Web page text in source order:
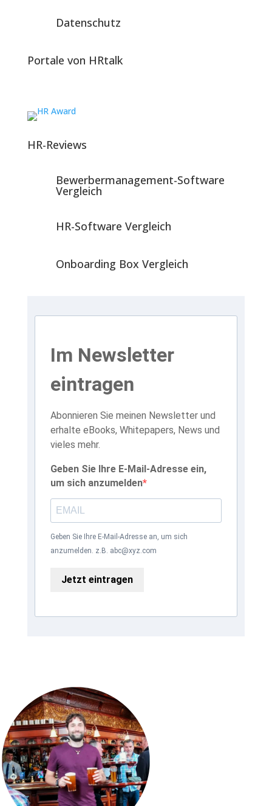
Datenschutz
Portale von HRtalk
HR-Reviews
Bewerbermanagement-Software
Vergleich
HR-Software Vergleich
Onboarding Box Vergleich
Im Newsletter
eintragen
Abonnieren Sie meinen Newsletter und
erhalte eBooks, Whitepapers, News und
vieles mehr.
Geben Sie Ihre E-Mail-Adresse ein,
um sich anzumelden
Geben Sie Ihre E-Mail-Adresse an, um sich
anzumelden. z.B. abc@xyz.com
Jetzt eintragen